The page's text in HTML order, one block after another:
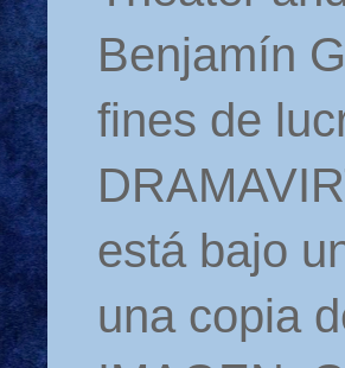
Benjamín
fines de
está bajo
una copia